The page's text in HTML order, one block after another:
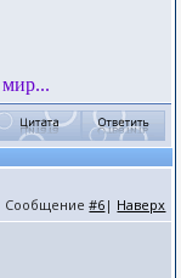
Сообщение#6 | Наверх